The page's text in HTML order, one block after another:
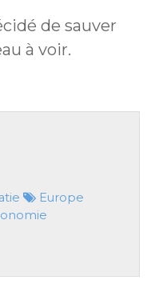
de sauver
à voir.
Europe